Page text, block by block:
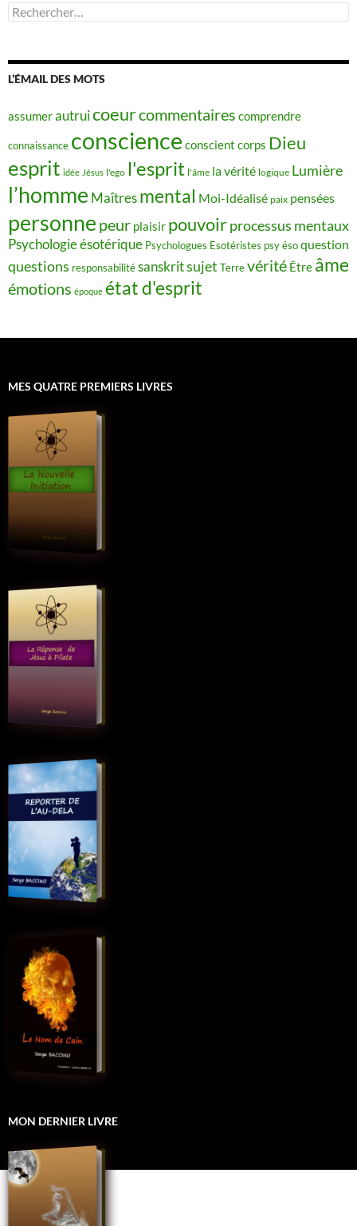
Rechercher :
L’ÉMAIL DES MOTS
assumerautruicoeurcommentaires comprendre
connaissance conscience conscient corps Dieu
esprit idée Jésus l'ego l'esprit l'âme la vérité logique Lumière
l’homme Maîtres mental Moi-Idéalisé paix pensées
personne peur plaisir pouvoirprocessus mentaux
Psychologie ésotérique Psychologues Esotéristes psy ésoquestion
questions responsabilitésanskritsujet Terrevérité Être âme
émotions époque état d'esprit
MES QUATRE PREMIERS LIVRES
MON DERNIER LIVRE